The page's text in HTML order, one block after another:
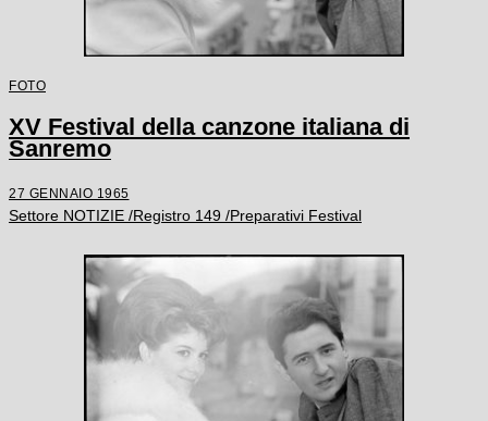
FOTO
XV Festival della canzone italiana di
Sanremo
27 GENNAIO 1965
Settore NOTIZIE /Registro 149 /Preparativi Festival